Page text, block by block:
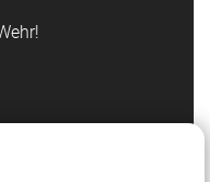
Köditz